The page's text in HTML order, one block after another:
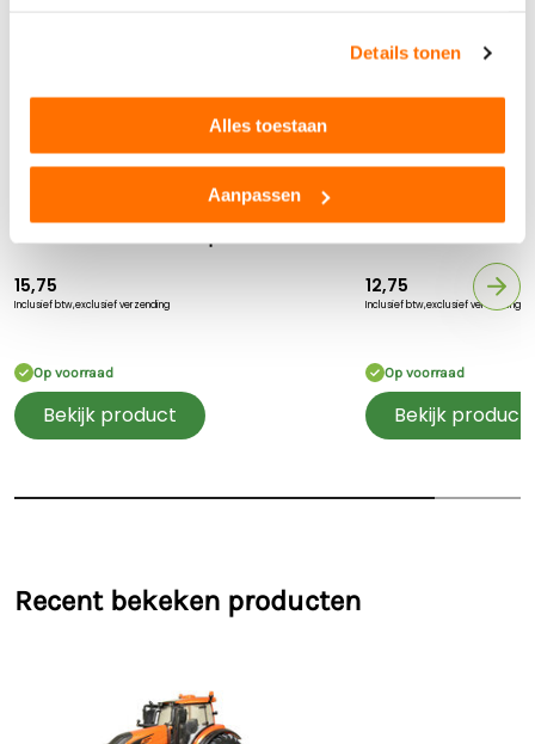
Details tonen
Alles toestaan
Aanpassen
Met deze Valtra speelgoedtractor kunnen kinderen zich
denkbeeldige akkers tot het vervoeren van ladingen of
dieren – alles is mogelijk. Het stimuleert creativiteit, fantasie
Geschikt voor binnen en buiten spelen
Voor kinderen en verzamelaars vanaf 3 jaar.
Ausa
15,75
Inclusief btw,exclusief verzending
Op voorraad
Bekijk product
John Deere
12,75
Inclusief btw,exclusief verzending
Op voorraad
Bekijk product
Recent bekeken producten